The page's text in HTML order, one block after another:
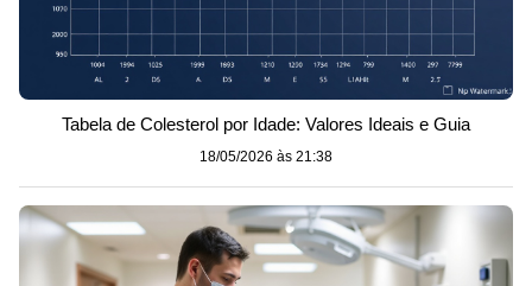
Tabela de Colesterol por Idade: Valores Ideais e Guia
18/05/2026 às 21:38